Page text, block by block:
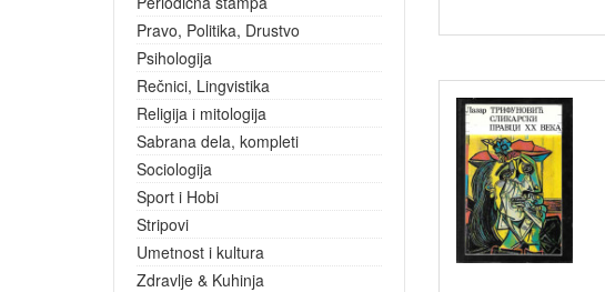
Pravo, Politika, Drustvo
Psihologija
Rečnici, Lingvistika
Religija i mitologija
Sabrana dela, kompleti
Sociologija
Sport i Hobi
Stripovi
Umetnost i kultura
Zdravlje & Kuhinja